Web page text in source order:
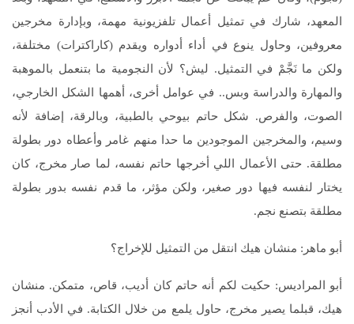
المعهد، شارك في تمثيل أعمال تلفزيونية مهمة، وبإدارة مخرجين
معروفين، وحاول ينوع في أداء أدواره ويقدم (كاراكترات) مختلفة،
ولكن ما نَجَّمْ في التمثيل. ليش؟ لأن النجومية ما بتنعمل بالموهبة
والمهارة والدراسة وبس.. في عوامل أخرى، أهمها الشكل الخارجي،
الصوت، والفرص. شكل حاتم بيوحي بالطبية، وبالرقة، إضافة لأنه
وسيم، والمخرجين الموجودين ما حدا منهم غامر وأعطاه دور بطولة
مطلقة. حتى الأعمال اللي أخرجها حاتم نفسه، لما صار مخرج، كان
يختار لنفسه فيها دور صغير، ولكن مؤثر، ما قدم نفسه بدور بطولة
مطلقة بتصنع نجم.
أبو ماهر: منشان هيك انتقل من التمثيل للإخراج؟
أبو المراديس: حكيت لكم أنه حاتم كان أديب، قاص، متمكن. منشان
هيك، قبلما يصير مخرج، حاول يلمع من خلال الكتابة. في الأدب أنجز